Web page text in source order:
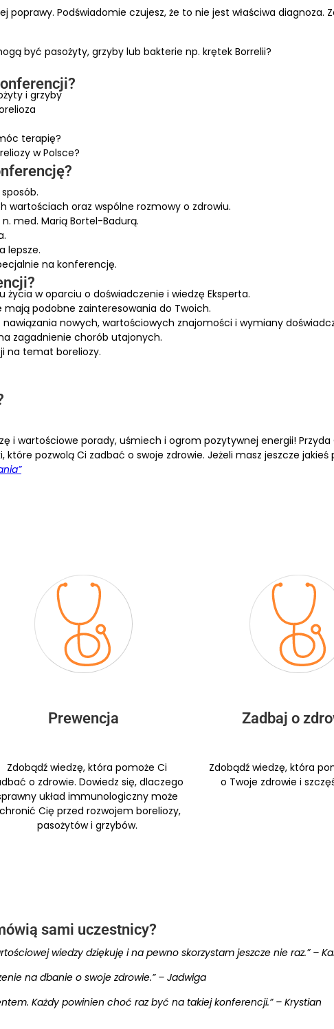
poprawy. Podświadomie czujesz, że to nie jest właściwa diagnoza.
być pasożyty, grzyby lub bakterie np. krętek Borrelii?
i grzyby
terapię?
w Polsce?
wartościach oraz wspólne rozmowy o zdrowiu.
med. Marią Bortel-Badurą.
lepsze.
na konferencję.
w oparciu o doświadczenie i wiedzę Eksperta.
mają podobne zainteresowania do Twoich.
nowych, wartościowych znajomości i wymiany
zagadnienie chorób utajonych.
na temat boreliozy.
i wartościowe porady, uśmiech i ogrom pozytywnej energii! Przyda
pozwolą Ci zadbać o swoje zdrowie. Jeżeli masz jeszcze
Prewencja
Zdobądź wiedzę, która pomoże Ci
o zdrowie. Dowiedz się, dlaczego
układ immunologiczny może
Cię przed rozwojem boreliozy,
pasożytów i grzybów.
Zadbaj o
Zdobądź wiedzę, która
o Twoje zdrowie i
sami uczestnicy?
wiedzy dziękuję i na pewno skorzystam jeszcze nie raz.” –
na dbanie o swoje zdrowie.” – Jadwiga
Każdy powinien choć raz być na takiej konferencji.” – Krystian